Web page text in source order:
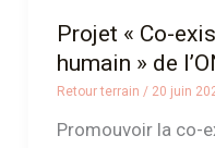
Projet « Co-
humain » de
Retour terrain / 20 juin
Promouvoir la co-